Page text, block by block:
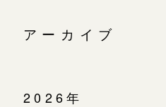
アーカイブ
2026年